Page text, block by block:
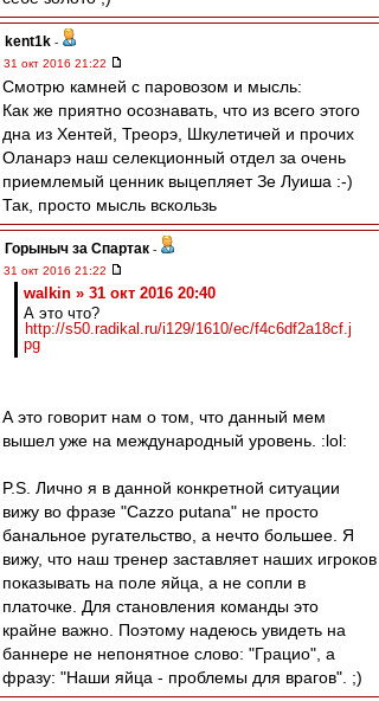
kent1k -
31 окт 2016 21:22
Смотрю камней с паровозом и мысль:
Как же приятно осознавать, что из всего этого
дна из Хентей, Треорэ, Шкулетичей и прочих
Оланарэ наш селекционный отдел за очень
приемлемый ценник выцепляет Зе Луиша :-)
Так, просто мысль вскользь
Горыныч за Спартак -
31 окт 2016 21:22
walkin » 31 окт 2016 20:40
А это что?
http://s50.radikal.ru/i129/1610/ec/f4c6df2a18cf.j
pg
А это говорит нам о том, что данный мем
вышел уже на международный уровень. :lol:
P.S. Лично я в данной конкретной ситуации
вижу во фразе "Cazzo putana" не просто
банальное ругательство, а нечто большее. Я
вижу, что наш тренер заставляет наших игроков
показывать на поле яйца, а не сопли в
платочке. Для становления команды это
крайне важно. Поэтому надеюсь увидеть на
баннере не непонятное слово: "Грацио", а
фразу: "Наши яйца - проблемы для врагов". ;)